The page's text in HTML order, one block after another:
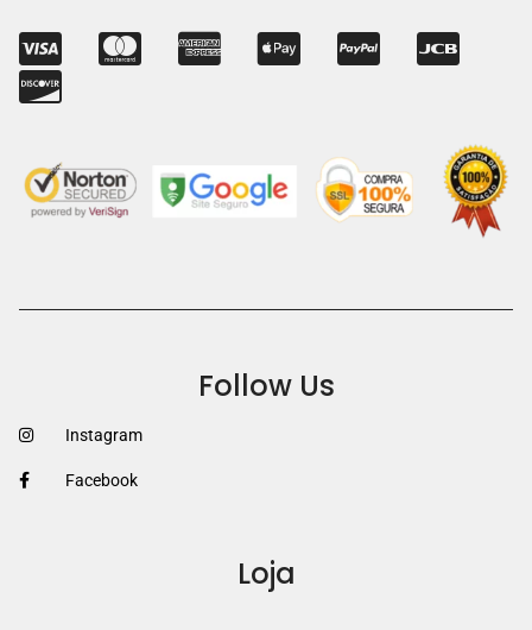
Follow Us
Instagram
Facebook
Loja